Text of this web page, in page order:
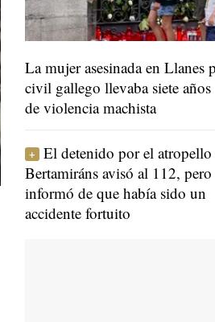
La mujer asesinada en Llanes
civil gallego llevaba siete
de violencia machista
El detenido por el atropello
Bertamiráns avisó al 112, pero
informó de que había sido un
accidente fortuito